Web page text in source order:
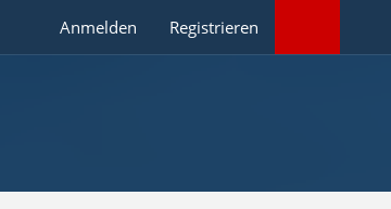
Anmelden Registrieren